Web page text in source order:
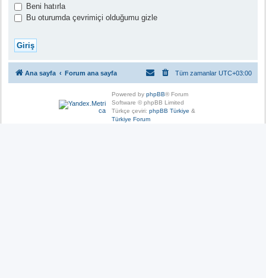
Beni hatırla
Bu oturumda çevrimiçi olduğumu gizle
Ana sayfa Forum ana sayfa Tüm zamanlar UTC+03:00
Powered by phpBB® Forum
Software © phpBB Limited
Türkçe çeviri: phpBB Türkiye &
Türkiye Forum